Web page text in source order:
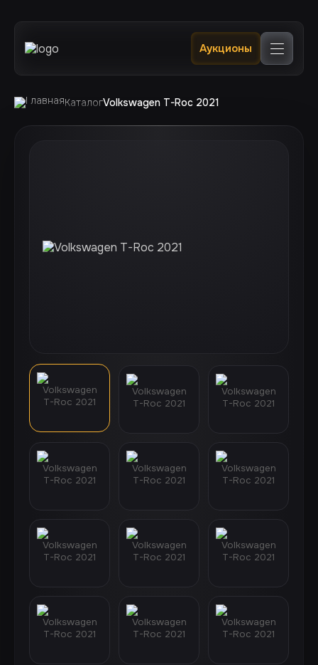
Главная
Каталог
Клиентам
Отслеживание
Контакты
Аукционы
КаталогVolkswagen T-Roc 2021